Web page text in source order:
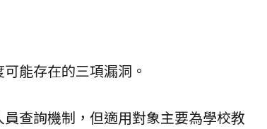
能存在的三項漏洞。
查詢機制，但適用對象主要為學校教